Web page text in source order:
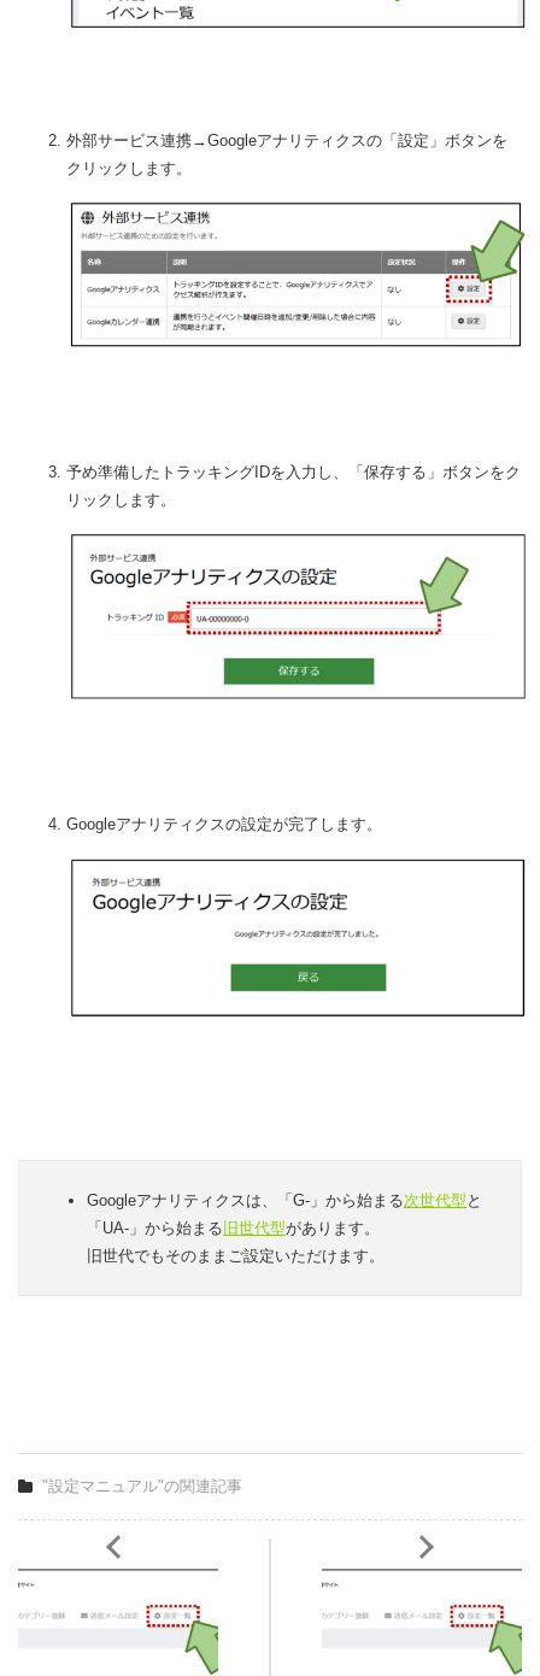
外部サービス連携→Googleアナリティクスの「設定」ボタンを
クリックします。
予め準備したトラッキングIDを入力し、「保存する」ボタンをク
リックします。
Googleアナリティクスの設定が完了します。
Googleアナリティクスは、「G-」から始まる次世代型 と
「UA-」から始まる旧世代型があります。
旧世代でもそのままご設定いただけます。
"設定マニュアル"の関連記事